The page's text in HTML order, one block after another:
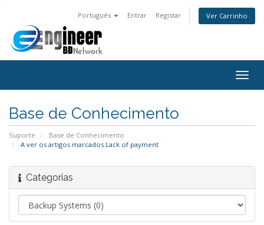
Português Entrar Registar Ver Carrinho
Base de Conhecimento
Suporte
Base de Conhecimento
A ver os artigos marcados Lack of payment
Categorias